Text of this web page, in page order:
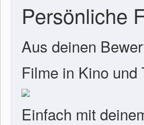
Persönliche
Aus deinen
Filme in Kino und
Einfach mit